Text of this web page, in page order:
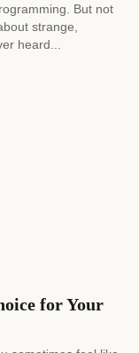
But not
strange,
heard...
for Your